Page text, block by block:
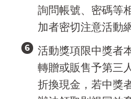
詢問帳號、密碼等
加者密切注意活動
活動獎項限中獎者
轉贈或販售予第三
折換現金，若中獎